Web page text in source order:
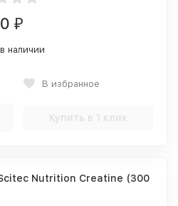
₽
наличии
В избранное
Купить в 1 клик
Nutrition Creatine (300